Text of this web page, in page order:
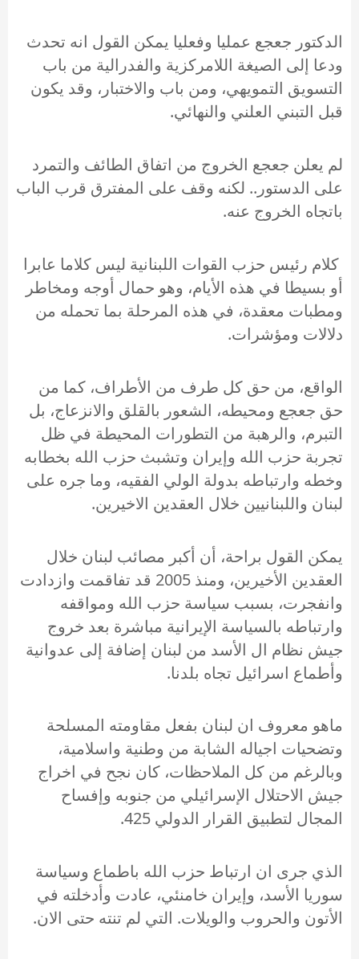
الدكتور جعجع عمليا وفعليا يمكن القول انه تحدث
ودعا إلى الصيغة اللامركزية والفدرالية من باب
التسويق التمويهي، ومن باب والاختبار، وقد يكون
قبل التبني العلني والنهائي.
لم يعلن جعجع الخروج من اتفاق الطائف والتمرد
على الدستور.. لكنه وقف على المفترق قرب الباب
باتجاه الخروج عنه.
كلام رئيس حزب القوات اللبنانية ليس كلاما عابرا
أو بسيطا في هذه الأيام، وهو حمال أوجه ومخاطر
ومطبات معقدة، في هذه المرحلة بما تحمله من
دلالات ومؤشرات.
الواقع، من حق كل طرف من الأطراف، كما من
حق جعجع ومحيطه، الشعور بالقلق والانزعاج، بل
التبرم، والرهبة من التطورات المحيطة في ظل
تجربة حزب الله وإيران وتشبث حزب الله بخطابه
وخطه وارتباطه بدولة الولي الفقيه، وما جره على
لبنان واللبنانيين خلال العقدين الاخيرين.
يمكن القول براحة، أن أكبر مصائب لبنان خلال
العقدين الأخيرين، ومنذ 2005 قد تفاقمت وازدادت
وانفجرت، بسبب سياسة حزب الله ومواقفه
وارتباطه بالسياسة الإيرانية مباشرة بعد خروج
جيش نظام ال الأسد من لبنان إضافة إلى عدوانية
وأطماع اسرائيل تجاه بلدنا.
ماهو معروف ان لبنان بفعل مقاومته المسلحة
وتضحيات اجياله الشابة من وطنية واسلامية،
وبالرغم من كل الملاحظات، كان نجح في اخراج
جيش الاحتلال الإسرائيلي من جنوبه وإفساح
المجال لتطبيق القرار الدولي 425.
الذي جرى ان ارتباط حزب الله باطماع وسياسة
سوريا الأسد، وإيران خامنئي، عادت وأدخلته في
الأتون والحروب والويلات. التي لم تنته حتى الان.